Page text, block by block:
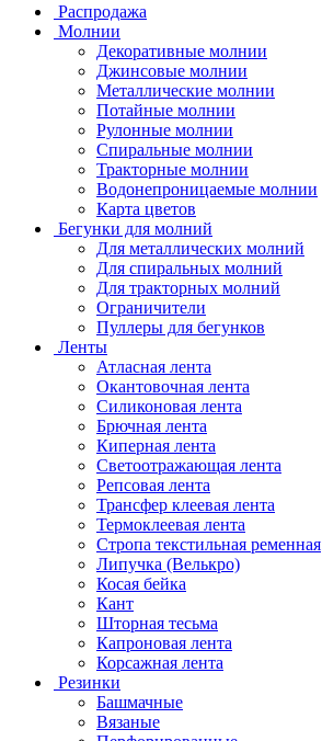
Распродажа
Молнии
Декоративные молнии
Джинсовые молнии
Металлические молнии
Потайные молнии
Рулонные молнии
Спиральные молнии
Тракторные молнии
Водонепроницаемые молнии
Карта цветов
Бегунки для молний
Для металлических молний
Для спиральных молний
Для тракторных молний
Ограничители
Пуллеры для бегунков
Ленты
Атласная лента
Окантовочная лента
Силиконовая лента
Брючная лента
Киперная лента
Светоотражающая лента
Репсовая лента
Трансфер клеевая лента
Термоклеевая лента
Стропа текстильная ременная
Липучка (Велькро)
Косая бейка
Кант
Шторная тесьма
Капроновая лента
Корсажная лента
Резинки
Башмачные
Вязаные